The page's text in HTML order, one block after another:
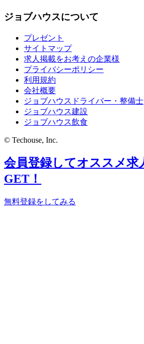
ジョブハウスについて
プレゼント
サイトマップ
求人掲載をお考えの企業様
プライバシーポリシー
利用規約
会社概要
ジョブハウスドライバー・整備士
ジョブハウス建設
ジョブハウス飲食
© Techouse, Inc.
会員登録してオススメ求
GET！
無料登録をしてみる